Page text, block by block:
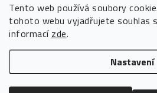
Tento web používá soubory
tohoto webu vyjadřujete souhlas
informací zde.
Nastavení
Informace pro vás